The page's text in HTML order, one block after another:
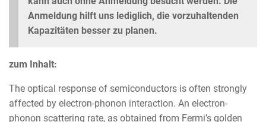
Anmeldung hilft uns lediglich, die vorzuhaltenden
Kapazitäten besser zu planen.
zum Inhalt:
The optical response of semiconductors is often strongly
affected by electron-phonon interaction. An electron-
phonon scattering rate, as obtained from Fermi’s golden